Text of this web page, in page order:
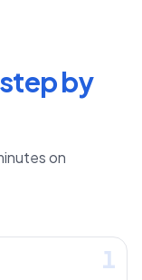
step by
on
1